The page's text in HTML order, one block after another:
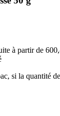
à partir de
si la quantité